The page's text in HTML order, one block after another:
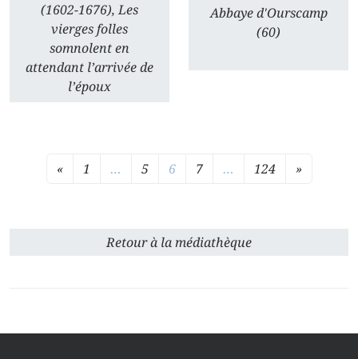
(1602-1676),Les
vierges folles
somnolent en
attendant l’arrivée de
l’époux
Abbaye d'Ourscamp
(60)
« 1 … 5 6 7 … 124 »
Retour à la médiathèque